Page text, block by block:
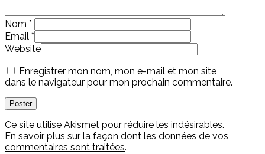
Nom *
Email *
Website
Enregistrer mon nom, mon e-mail et mon site
dans le navigateur pour mon prochain commentaire.
Ce site utilise Akismet pour réduire les indésirables.
En savoir plus sur la façon dont les données de vos
commentaires sont traitées.